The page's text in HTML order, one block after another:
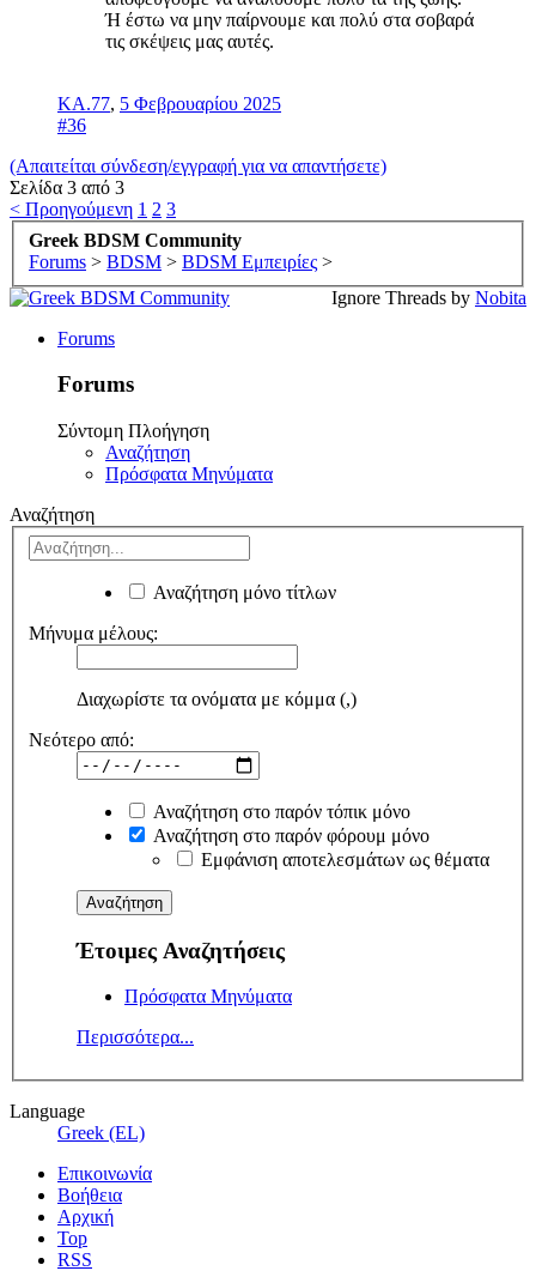
Ή έστω να μην παίρνουμε και πολύ στα σοβαρά
τις σκέψεις μας αυτές.
KA.77, 5 Φεβρουαρίου 2025
#36
(Απαιτείται σύνδεση/εγγραφή για να απαντήσετε)
Σελίδα 3 από 3
< Προηγούμενη 1 2 3
Greek BDSM Community
Forums > BDSM > BDSM Εμπειρίες >
Ignore Threads by Nobita
Forums
Forums
Σύντομη Πλοήγηση
Αναζήτηση
Πρόσφατα Μηνύματα
Αναζήτηση
Αναζήτηση μόνο τίτλων
Μήνυμα μέλους:
Διαχωρίστε τα ονόματα με κόμμα (,)
Νεότερο από:
Αναζήτηση στο παρόν τόπικ μόνο
Αναζήτηση στο παρόν φόρουμ μόνο
Εμφάνιση αποτελεσμάτων ως θέματα
Έτοιμες Αναζητήσεις
Πρόσφατα Μηνύματα
Περισσότερα...
Language
Greek (EL)
Επικοινωνία
Βοήθεια
Αρχική
Top
RSS